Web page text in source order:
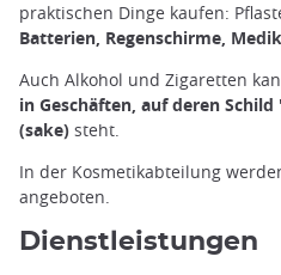
praktischen Dinge kaufen:
Batterien, Regenschirme,
Auch Alkohol und Zigaretten
in Geschäften, auf deren
(sake) steht.
In der Kosmetikabteilung
angeboten.
Dienstleistungen